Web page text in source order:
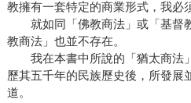
教擁有一套特定的商業形式，我必
就如同「佛教商法」或「基督
教商法」也並不存在。
我在本書中所說的「猶太商法
歷其五千年的民族歷史後，所發展
道。